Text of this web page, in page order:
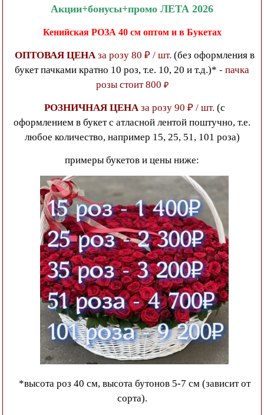
Акции+бонусы+промо ЛЕТА 2026
Кенийская РОЗА 40 смоптом и в Букетах
ОПТОВАЯ ЦЕНАза розу 80 ₽ / шт. (без оформления в
букет пачками кратно 10 роз, т.е. 10, 20 и т.д.)* - пачка
розы стоит 800 ₽
РОЗНИЧНАЯ ЦЕНАза розу 90 ₽ / шт. (с
оформлением в букет с атласной лентой поштучно, т.е.
любое количество, например 15, 25, 51, 101 роза)
примеры букетов и цены ниже:
*высота роз 40 см, высота бутонов 5-7 см (зависит от
сорта).